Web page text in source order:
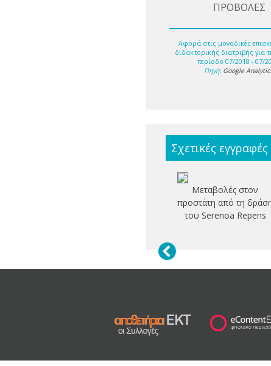
ΠΡΟΒΟΛΕΣ
Αφορά στις μοναδικές
διδακτορικής διατριβής για
περίοδο 07/2018 - 07/
Πηγή: Google
Σχετικές εγγραφές
Μεταβολές στον
προστάτη από τη
του Serenoa Repens